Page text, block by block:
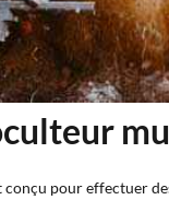
conçu pour effectuer